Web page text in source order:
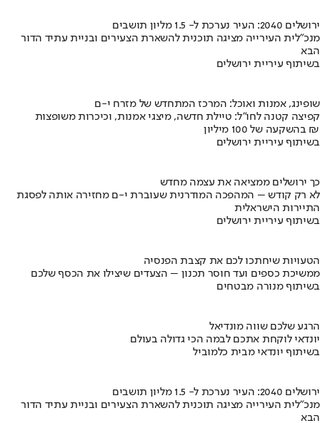
ירושלים 2040: העיר נערכת ל- 1.5 מליון תושבים
מנכ"לית העירייה מציגה תוכנית להשארת הצעירים ובניית עתיד הדור
הבא
בשיתוף עיריית ירושלים
שופינג, אמנות ואוכל: המרכז המתחדש של מזרח י-ם
קפיצה קטנה לחו"ל: טיילת חדשה, מיצגי אמנות, וכיכרות משופצות
בהשקעה של 100 מיליון ₪
בשיתוף עיריית ירושלים
כך ירושלים ממציאה את עצמה מחדש
לא רק קודש – המהפכה המודרנית שעוברת י-ם מחזירה אותה לפסגת
התיירות הישראלית
בשיתוף עיריית ירושלים
הטעויות שיחתכו לכם את קצבת הפנסיה
ממשיכת כספים ועד חוסר תכנון – הצעדים שיצילו את הכסף שלכם
בשיתוף מנורה מבטחים
הרגע שלכם שווה מונדיאל
יונדאי לוקחת אתכם לבמה הכי גדולה בעולם
בשיתוף יונדאי מבית כלמוביל
ירושלים 2040: העיר נערכת ל- 1.5 מליון תושבים
מנכ"לית העירייה מציגה תוכנית להשארת הצעירים ובניית עתיד הדור
הבא